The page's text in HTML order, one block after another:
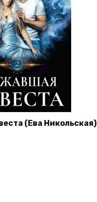
(Ева Никольская)